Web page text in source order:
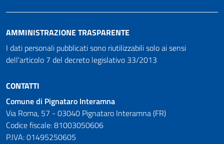
AMMINISTRAZIONE TRASPARENTE
I dati personali pubblicati sono riutilizzabili solo ai sensi
dell'articolo 7 del decreto legislativo 33/2013
CONTATTI
Comune di Pignataro Interamna
Via Roma, 57 - 03040 Pignataro Interamna (FR)
Codice fiscale: 81003050606
P.IVA: 01495250605